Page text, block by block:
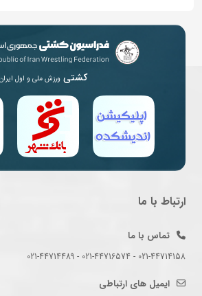
کشتی ورزش ملی و اول
ارتباط با ما
تماس با ما
021-44714158 - 021-44716574 - 021-44714489
ایمیل های ارتباطی